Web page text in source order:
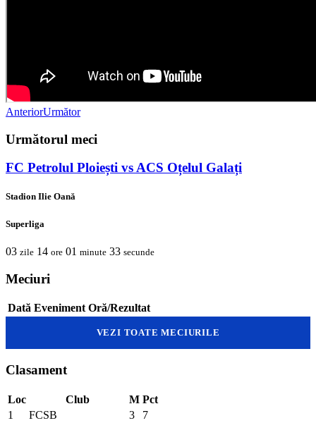
AnteriorUrmător
Următorul meci
FC Petrolul Ploiești vs ACS Oțelul Galați
Stadion Ilie Oană
Superliga
03 zile 14 ore 01 minute 33 secunde
Meciuri
Dată Eveniment Oră/Rezultat
VEZI TOATE MECIURILE
Clasament
Loc Club M Pct
1
FCSB 3
7